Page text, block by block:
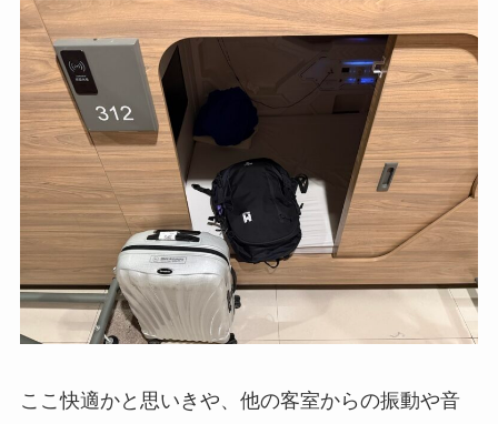
ここ快適かと思いきや、他の客室からの振動や音